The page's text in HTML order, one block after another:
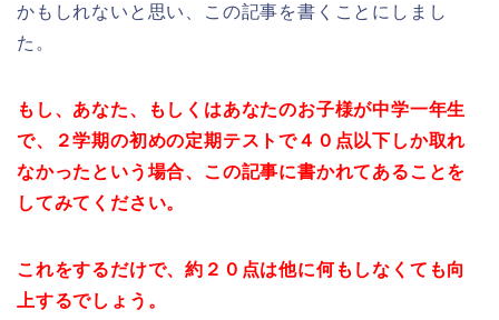
かもしれないと思い、この記事を書くことにしまし
た。
もし、あなた、もしくはあなたのお子様が中学一年生
で、２学期の初めの定期テストで４０点以下しか取れ
なかったという場合、この記事に書かれてあることを
してみてください。
これをするだけで、約２０点は他に何もしなくても向
上するでしょう。